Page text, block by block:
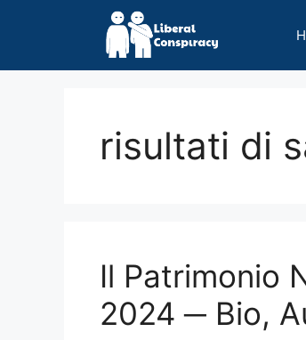
risultati di
Il Patrimonio
2024 ─ Bio,